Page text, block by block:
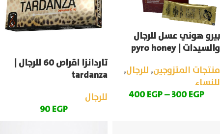
بيرو هوني عسل للرجال
والسيدات | pyro honey
منتجات المتزوجين, للرجال,
للنساء
300EGP
–
400EGP
تاردانزا اقراص 60 للرجال |
tardanza
للرجال
90EGP